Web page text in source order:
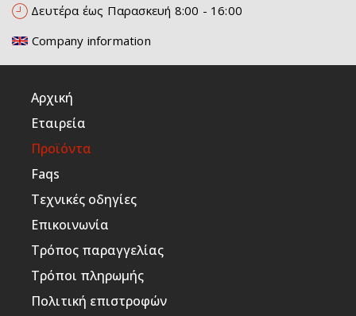
Δευτέρα έως Παρασκευή 8:00 - 16:00
Company information
Αρχική
Εταιρεία
Προϊόντα
Faqs
Τεχνικές οδηγίες
Επικοινωνία
Τρόπος παραγγελίας
Τρόποι πληρωμής
Πολιτική επιστροφών